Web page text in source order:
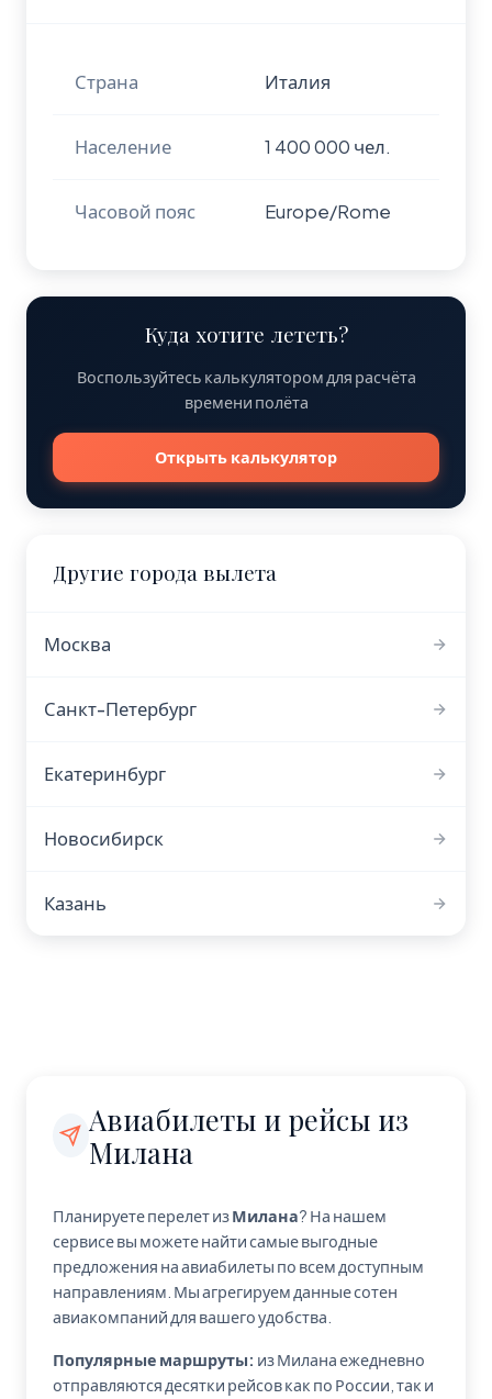
Страна Италия
Население 1 400 000 чел.
Часовой пояс Europe/Rome
Куда хотите лететь?
Воспользуйтесь калькулятором для расчёта
времени полёта
Открыть калькулятор
Другие города вылета
Москва
Санкт-Петербург
Екатеринбург
Новосибирск
Казань
Авиабилеты и рейсы из
Милана
Планируете перелет изМилана? На нашем
сервисе вы можете найти самые выгодные
предложения на авиабилеты по всем доступным
направлениям. Мы агрегируем данные сотен
авиакомпаний для вашего удобства.
Популярные маршруты: из Милана ежедневно
отправляются десятки рейсов как по России, так и